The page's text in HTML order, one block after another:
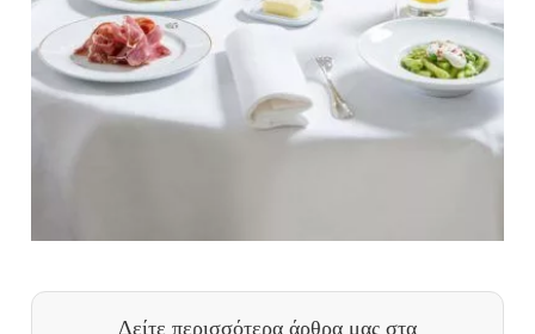
Δείτε περισσότερα άρθρα μας στα